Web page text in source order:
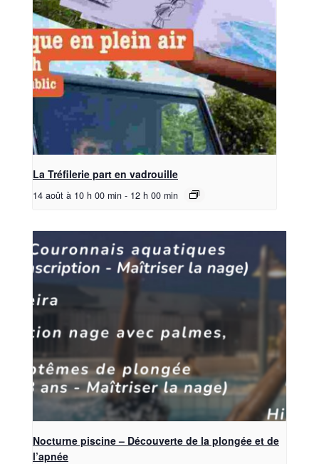
La Tréfilerie part en vadrouille
14 août à 10 h 00 min - 12 h 00 min
Nocturne piscine – Découverte de la plongée et de
l’apnée